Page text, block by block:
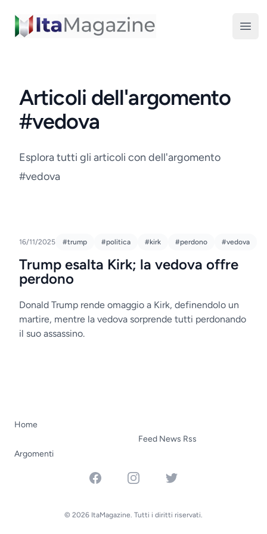
ItaMagazine
Articoli dell'argomento
#vedova
Esplora tutti gli articoli con dell'argomento
#vedova
16/11/2025 #trump #politica #kirk #perdono #vedova
Trump esalta Kirk; la vedova offre
perdono
Donald Trump rende omaggio a Kirk, definendolo un
martire, mentre la vedova sorprende tutti perdonando
il suo assassino.
Home
Argomenti
Feed News Rss
FacebookInstagramTwitter
© 2026 ItaMagazine. Tutti i diritti riservati.